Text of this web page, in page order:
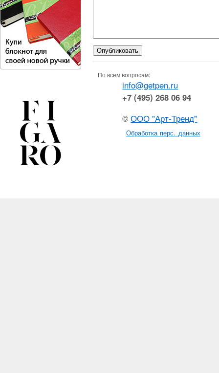
По всем вопросам:
info@getpen.ru
+7 (495) 268 06 94
©ООО "Арт-Тренд"
Обработка перс. данных